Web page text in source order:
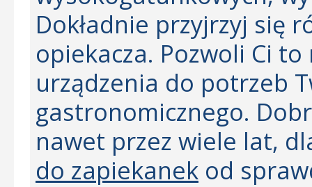
Dokładnie przyjrzyj się
opiekacza. Pozwoli Ci
urządzenia do potrzeb
gastronomicznego.
nawet przez wiele lat,
do zapiekanek od